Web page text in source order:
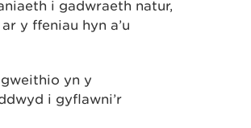
i gadwraeth natur,
y ffeniau hyn a’u
yn y
i gyflawni’r